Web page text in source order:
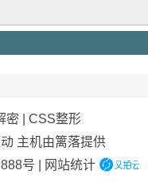
密
CSS整形
主机由篱落提供
号 网站统计